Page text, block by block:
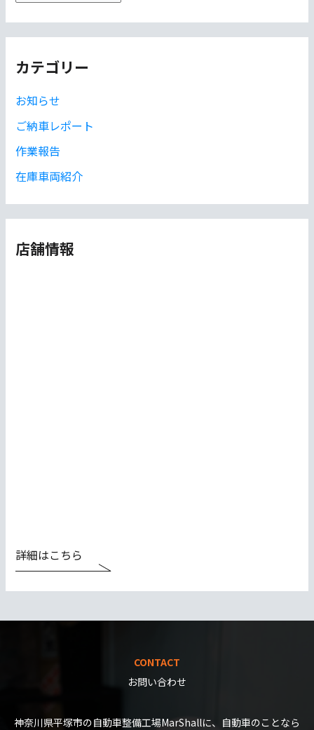
ー
カ
ブ
カテゴリー
お知らせ
ご納車レポート
作業報告
在庫車両紹介
店舗情報
詳細はこちら
CONTACT
お問い合わせ
神奈川県平塚市の自動車整備工場MarShallに、自動車のことなら